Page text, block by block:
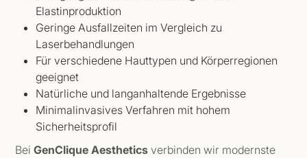
Elastinproduktion
Geringe Ausfallzeiten im Vergleich zu
Laserbehandlungen
Für verschiedene Hauttypen und Körperregionen
geeignet
Natürliche und langanhaltende Ergebnisse
Minimalinvasives Verfahren mit hohem
Sicherheitsprofil
BeiGenClique Aesthetics verbinden wir modernste